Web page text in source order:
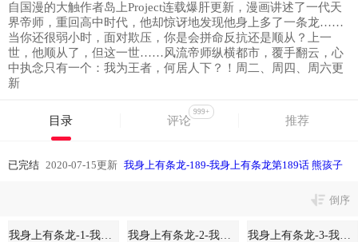
自国漫的大触作者岛上Project连载爆肝更新，漫画讲述了一代天
界帝师，重回高中时代，他却惊讶地发现他身上多了一条龙……
当你还很弱小时，面对欺压，你是会拼命反抗还是顺从？上一
世，他顺从了，但这一世……风流帝师纵横都市，覆手翻云，心
中执念只有一个：我为王者，何居人下？！周二、周四、周六更
新
目录 评论
999+
推荐
已完结 2020-07-15更新 我身上有条龙-189-我身上有条龙第189话 熊孩子
倒序
我身上有条龙-1-我身上有条龙第1话 帝王心术6 我身上有条龙-2-我身上有条龙第2话 重话三百年前6 我身上有条龙-3-我身上有条龙第3话 出人命了！6